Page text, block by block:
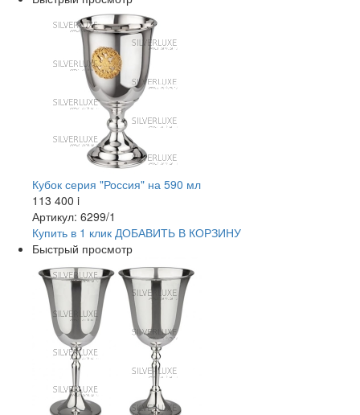
Кубок серия "Россия" на 590 мл
113 400 i
Артикул: 6299/1
Купить в 1 клик ДОБАВИТЬ В КОРЗИНУ
Быстрый просмотр